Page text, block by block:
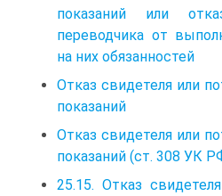
показаний или
переводчика от
на них обязанностей
Отказ свидетеля или
показаний
Отказ свидетеля или
показаний (ст. 308 УК
25.15. Отказ